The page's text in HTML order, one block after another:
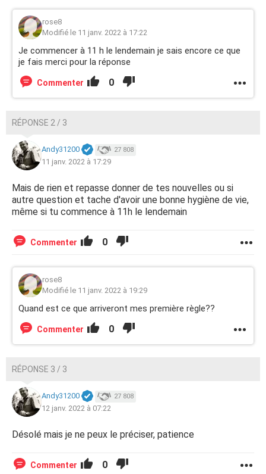
rose8
Modifié le 11 janv. 2022 à 17:22
Je commencer à 11 h le lendemain je sais encore ce que
je fais merci pour la réponse
Commenter 0
RÉPONSE 2 / 3
Andy31200 27 808
11 janv. 2022 à 17:29
Mais de rien et repasse donner de tes nouvelles ou si
autre question et tache d'avoir une bonne hygiène de vie,
même si tu commence à 11h le lendemain
Commenter 0
rose8
Modifié le 11 janv. 2022 à 19:29
Quand est ce que arriveront mes première règle??
Commenter 0
RÉPONSE 3 / 3
Andy31200 27 808
12 janv. 2022 à 07:22
Désolé mais je ne peux le préciser, patience
Commenter 0